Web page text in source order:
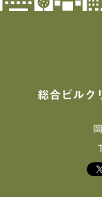
総合ビルク